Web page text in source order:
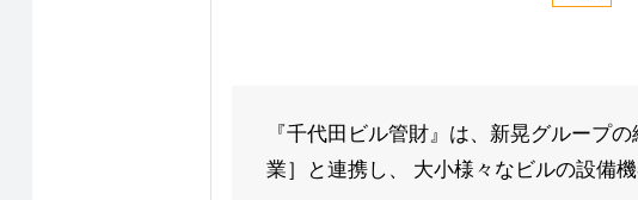
『千代田ビル管財』は、新晃グループ
業］と連携し、 大小様々なビルの設備